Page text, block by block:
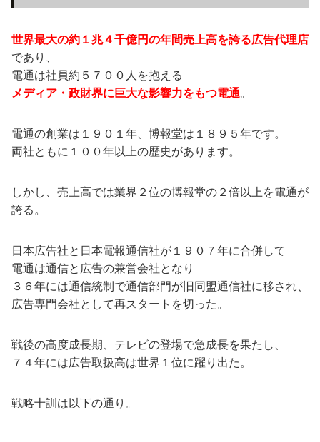
世界最大の約１兆４千億円の年間売上高を誇る広告代理店
であり、
電通は社員約５７００人を抱える
メディア・政財界に巨大な影響力をもつ電通。
電通の創業は１９０１年、博報堂は１８９５年です。
両社ともに１００年以上の歴史があります。
しかし、売上高では業界２位の博報堂の２倍以上を電通が
誇る。
日本広告社と日本電報通信社が１９０７年に合併して
電通は通信と広告の兼営会社となり
３６年には通信統制で通信部門が旧同盟通信社に移され、
広告専門会社として再スタートを切った。
戦後の高度成長期、テレビの登場で急成長を果たし、
７４年には広告取扱高は世界１位に躍り出た。
戦略十訓は以下の通り。